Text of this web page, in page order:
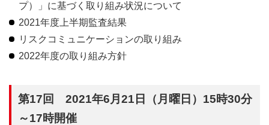
プ）」に基づく取り組み状況について
2021年度上半期監査結果
リスクコミュニケーションの取り組み
2022年度の取り組み方針
第17回 2021年6月21日（月曜日）15時30分
～17時開催